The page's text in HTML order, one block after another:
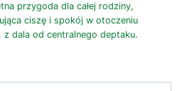
przygoda dla całej rodziny,
ciszę i spokój w otoczeniu
z dala od centralnego deptaku.